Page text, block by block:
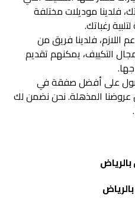
فلدينا موديلات مختلفة
رغباتك.
اللازم، فلدينا فريق من
التكييف، يمكنهم تقديم
على أفضل صفقة في
عروضنا المذهلة. نحن نضمن لك